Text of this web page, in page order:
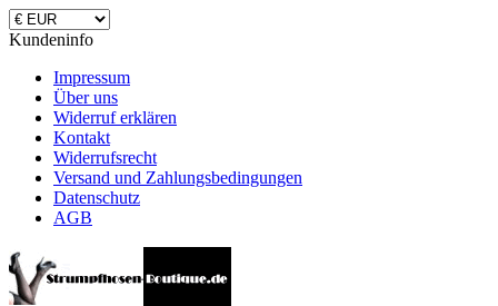
Kundeninfo
Impressum
Über uns
Widerruf erklären
Kontakt
Widerrufsrecht
Versand und Zahlungsbedingungen
Datenschutz
AGB